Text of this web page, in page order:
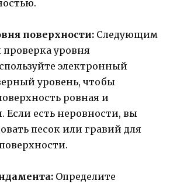
поверхности: Следующим
уровня
электронный
уровень, чтобы
ровная и
Если есть неровности, вы
песок или гравий для
Определите